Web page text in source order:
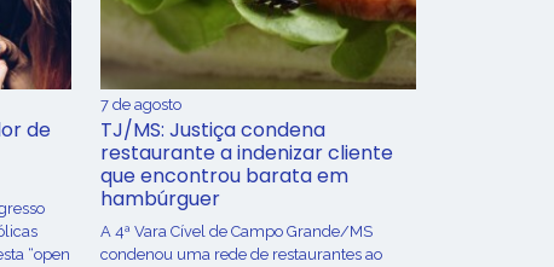
de
“open
7 de agosto
TJ/MS: Justiça condena
restaurante a indenizar cliente
que encontrou barata em
hambúrguer
A 4ª Vara Cível de Campo Grande/MS
condenou uma rede de restaurantes ao